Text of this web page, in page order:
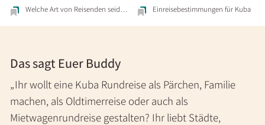
Welche Art von Reisenden seid…
Einreisebestimmungen für Kuba
Das sagt Euer Buddy
Ihr wollt eine Kuba Rundreise als Pärchen, Familie
machen, als Oldtimerreise oder auch als
Mietwagenrundreise gestalten? Ihr liebt Städte,